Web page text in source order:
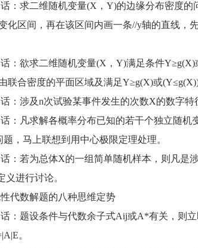
求二维随机变量(X，Y)的边缘分布密度的
化区间，再在该区间内画一条//y轴的直线，
欲求二维随机变量(X，Y)满足条件Y≥g(X)
联合密度的平面区域及满足Y≥g(X)或
涉及n次试验某事件发生的次数X的数字特
凡求解各概率分布已知的若干个独立随机
，马上联想到用中心极限定理处理。
若为总体X的一组简单随机样本，则凡是
义进行讨论。
数解题的八种思维定势
题设条件与代数余子式Aij或A*有关，则立
。